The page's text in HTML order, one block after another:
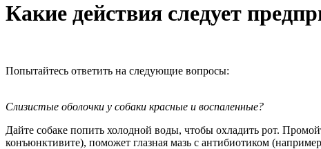
Какие действия следует
Попытайтесь ответить на следующие вопросы:
Слизистые оболочки у собаки красные и воспаленные?
Дайте собаке попить холодной воды, чтобы охладить рот.
конъюнктивите), поможет глазная мазь с антибиотиком